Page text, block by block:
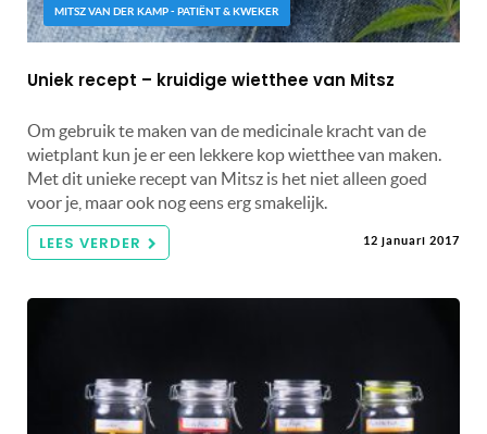
MITSZ VAN DER KAMP - PATIËNT & KWEKER
Uniek recept – kruidige wietthee van Mitsz
Om gebruik te maken van de medicinale kracht van de
wietplant kun je er een lekkere kop wietthee van maken.
Met dit unieke recept van Mitsz is het niet alleen goed
voor je, maar ook nog eens erg smakelijk.
LEES VERDER 12 januari 2017